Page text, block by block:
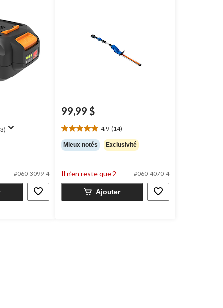
#060-3099-4
99,99 $
4.9 (14)
4.9
étoile(s)
sur
14
Mieux notés Exclusivité
Il n’en reste que 2 #060-4070-4
Ajouter